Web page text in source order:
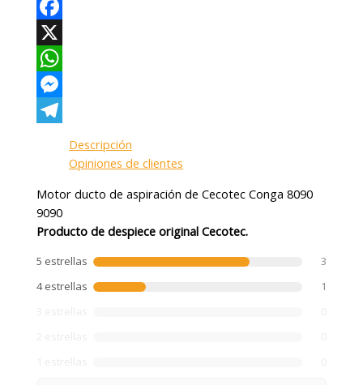
Facebook
X
WhatsApp
Messenger
Descripción
Opiniones de clientes
Motor ducto de aspiración de Cecotec Conga 8090
9090
Producto de despiece original Cecotec.
5 estrellas
3
4 estrellas
1